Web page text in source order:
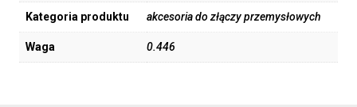
Kategoria produktu akcesoria do złączy przemysłowych
Waga 0.446